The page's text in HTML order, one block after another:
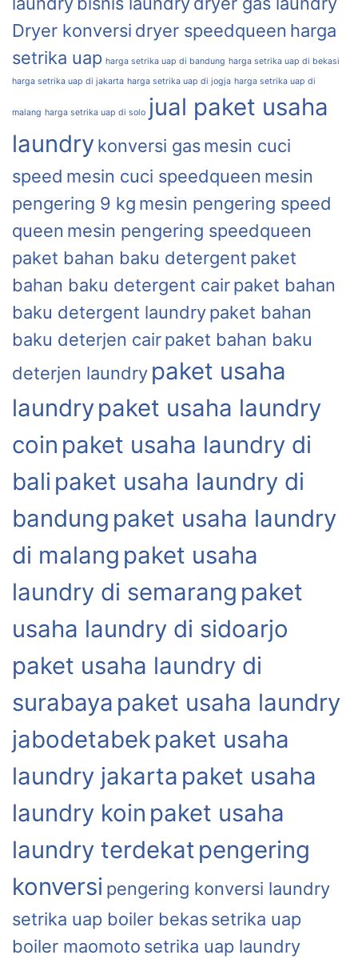
Dryer konversi dryer speedqueen harga
setrika uap harga setrika uap di bandung harga setrika uap di bekasi
harga setrika uap di jakarta harga setrika uap di jogja harga setrika uap di
malang harga setrika uap di solo jual paket usaha
laundrykonversi gasmesin cuci
speed mesin cuci speedqueen mesin
pengering 9 kg mesin pengering speed
queen mesin pengering speedqueen
paket bahan baku detergent paket
bahan baku detergent cairpaket bahan
baku detergent laundrypaket bahan
baku deterjen cairpaket bahan baku
deterjen laundry paket usaha
laundrypaket usaha laundry
coin paket usaha laundry di
bali paket usaha laundry di
bandung paket usaha laundry
di malang paket usaha
laundry di semarang paket
usaha laundry di sidoarjo
paket usaha laundry di
surabaya paket usaha laundry
jabodetabek paket usaha
laundry jakarta paket usaha
laundry koin paket usaha
laundry terdekat pengering
konversi pengering konversi laundry
setrika uap boiler bekassetrika uap
boiler maomoto setrika uap laundry